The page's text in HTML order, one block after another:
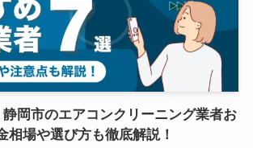
静岡市のエアコンクリーニング業者お
相場や選び方も徹底解説！